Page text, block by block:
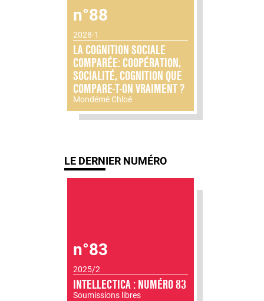
n°88
2028-1
LA COGNITION SOCIALE
COMPARÉE: COOPÉRATION,
SOCIALITÉ, COGNITION QUE
COMPARE-T-ON VRAIMENT ?
Mondémé Chloé
LE DERNIER NUMÉRO
n°83
2025/2
INTELLECTICA : NUMÉRO 83
Soumissions libres